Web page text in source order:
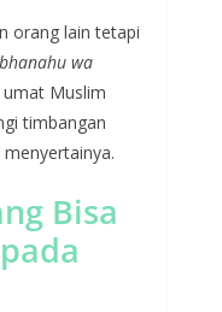
orang lain tetapi
wa
umat Muslim
timbangan
Bisa